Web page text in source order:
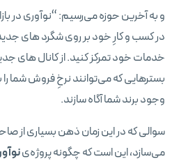
و به آخرین حوزه می‌رسیم: “نوآوری در
در کسب و کارِ خود بر روی شگرد های
خدمات خود تمرکز کنید. از کانال‌ های
بسترهایی که می‌توانند نرخِ فروش شما را
وجود برند شما آگاه سازند.
سوالی که در این زمان ذهن بسیاری از
می‌سازد، این است که چگونه پروژه‌ی